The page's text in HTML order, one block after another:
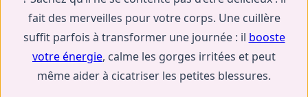
fait des merveilles pour votre corps. Une cuillère
suffit parfois à transformer une journée : il booste
votre énergie, calme les gorges irritées et peut
même aider à cicatriser les petites blessures.